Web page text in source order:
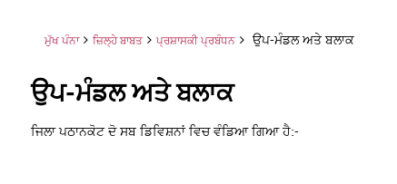
ਮੁੱਖ ਪੰਨਾ ਜ਼ਿਲ੍ਹੇ ਬਾਬਤ ਪ੍ਰਸ਼ਾਸਕੀ ਪ੍ਰਬੰਧਨ ਉਪ-ਮੰਡਲ ਅਤੇ ਬਲਾਕ
ਉਪ-ਮੰਡਲ ਅਤੇ ਬਲਾਕ
ਜਿਲਾ ਪਠਾਨਕੋਟ ਦੋ ਸਬ ਡਿਵਿਸ਼ਨਾਂ ਵਿਚ ਵੰਡਿਆ ਗਿਆ ਹੈ:-